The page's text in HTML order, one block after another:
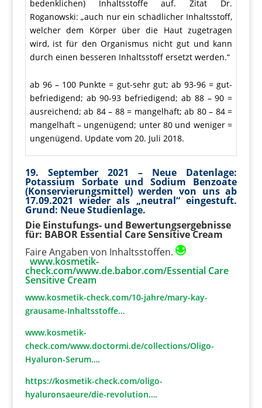
bedenklichen) Inhaltsstoffe auf. Zitat Dr.
Roganowski: „auch nur ein schädlicher Inhaltsstoff,
welcher dem Körper über die Haut zugetragen
wird, ist für den Organismus nicht gut und kann
durch einen besseren Inhaltsstoff ersetzt werden.“
ab 96 – 100 Punkte = gut-sehr gut; ab 93-96 = gut-
befriedigend; ab 90-93 befriedigend; ab 88 – 90 =
ausreichend; ab 84 – 88 = mangelhaft; ab 80 – 84 =
mangelhaft – ungenügend; unter 80 und weniger =
ungenügend. Update vom 20. Juli 2018.
19. September 2021 – Neue Datenlage:
Potassium Sorbate und Sodium Benzoate
(Konservierungsmittel) werden von uns ab
17.09.2021 wieder als „neutral“ eingestuft.
Grund: Neue Studienlage.
Die Einstufungs- und Bewertungsergebnisse
für: BABOR Essential Care Sensitive Cream
Faire Angaben von Inhaltsstoffen.
www.kosmetik-
check.com/www.de.babor.com/Essential Care
Sensitive Cream
www.kosmetik-check.com/10-jahre/mary-kay-
grausame-Inhaltsstoffe…
www.kosmetik-
check.com/www.doctormi.de/collections/Oligo-
Hyaluron-Serum….
https://kosmetik-check.com/oligo-
hyaluronsaeure/die-revolution….